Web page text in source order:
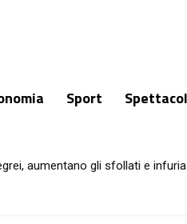
Sport
aumentano gli sfollati e
afa record non-stop fino a